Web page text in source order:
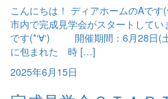
こんにちは！ ディアホームのAで
市内で完成見学会がスタートして
です(*‘∀‘) 開催期間：6月28日(
に包まれた 時 […]
2025年6月15日